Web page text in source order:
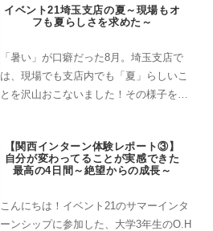
イト/パートでは、様々な業務がありま
イベント21埼玉支店の夏～現場もオ
フも夏らしさを求めた～
「暑い」が口癖だった8月。埼玉支店で
は、現場でも支店内でも「夏」らしいこ
とを沢山おこないました！その様子をお
【関西インターン体験レポート③】
自分が変わってることが実感できた
最高の4日間～絶望からの成長～
こんにちは！イベント21のサマーインタ
ーンシップに参加した、大学3年生のO.H